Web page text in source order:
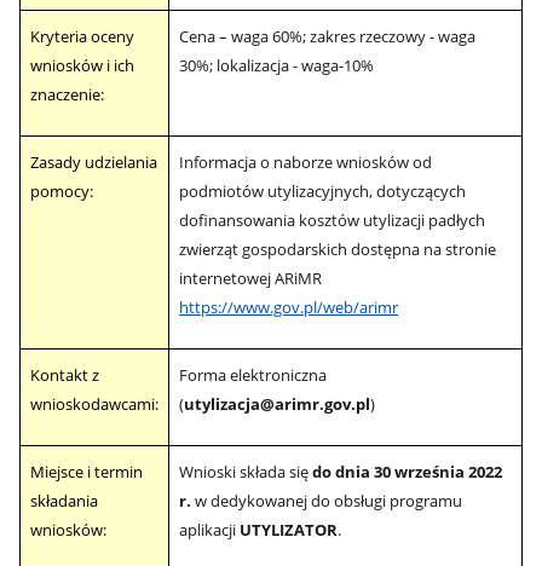
Kryteria oceny
wniosków i ich
znaczenie:
Cena – waga 60%; zakres rzeczowy - waga
30%; lokalizacja - waga-10%
Zasady udzielania
pomocy:
Informacja o naborze wniosków od
podmiotów utylizacyjnych, dotyczących
dofinansowania kosztów utylizacji padłych
zwierząt gospodarskich dostępna na stronie
internetowej ARiMR
https://www.gov.pl/web/arimr
Kontakt z
wnioskodawcami:
Forma elektroniczna
(utylizacja@arimr.gov.pl)
Miejsce i termin
składania
wniosków:
Wnioski składa siędo dnia 30 września 2022
r. w dedykowanej do obsługi programu
aplikacji UTYLIZATOR.